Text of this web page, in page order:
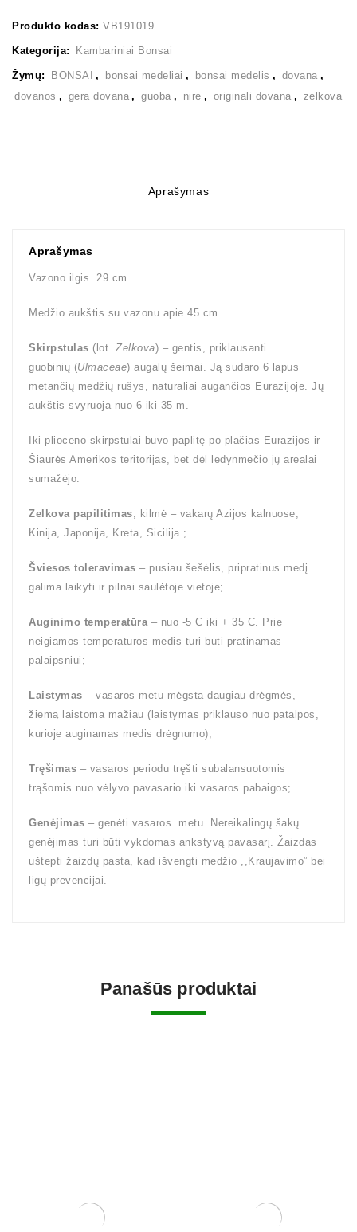
Produkto kodas: VB191019
Kategorija: Kambariniai Bonsai
Žymų: BONSAI , bonsai medeliai , bonsai medelis , dovana ,
dovanos , gera dovana , guoba , nire , originali dovana , zelkova
Aprašymas
Aprašymas
Vazono ilgis 29 cm.
Medžio aukštis su vazonu apie 45 cm
Skirpstulas (lot. Zelkova) – gentis, priklausanti
guobinių (Ulmaceae) augalų šeimai. Ją sudaro 6 lapus
metančių medžių rūšys, natūraliai augančios Eurazijoje. Jų
aukštis svyruoja nuo 6 iki 35 m.
Iki plioceno skirpstulai buvo paplitę po plačias Eurazijos ir
Šiaurės Amerikos teritorijas, bet dėl ledynmečio jų arealai
sumažėjo.
Zelkova papilitimas, kilmė – vakarų Azijos kalnuose,
Kinija, Japonija, Kreta, Sicilija ;
Šviesos toleravimas – pusiau šešėlis, pripratinus medį
galima laikyti ir pilnai saulėtoje vietoje;
Auginimo temperatūra– nuo -5 C iki + 35 C. Prie
neigiamos temperatūros medis turi būti pratinamas
palaipsniui;
Laistymas – vasaros metu mėgsta daugiau drėgmės,
žiemą laistoma mažiau (laistymas priklauso nuo patalpos,
kurioje auginamas medis drėgnumo);
Tręšimas – vasaros periodu tręšti subalansuotomis
trąšomis nuo vėlyvo pavasario iki vasaros pabaigos;
Genėjimas – genėti vasaros metu. Nereikalingų šakų
genėjimas turi būti vykdomas ankstyvą pavasarį. Žaizdas
uštepti žaizdų pasta, kad išvengti medžio ,,Kraujavimo” bei
ligų prevencijai.
Panašūs produktai